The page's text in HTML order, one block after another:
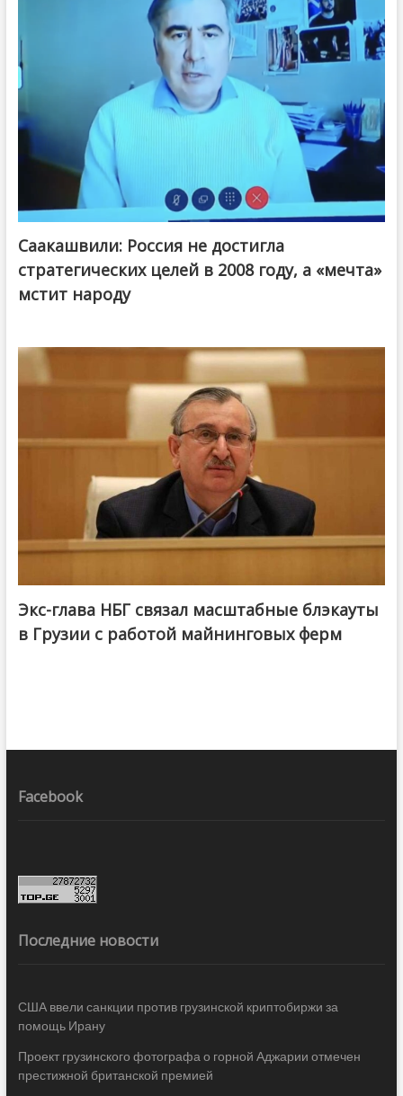
Саакашвили: Россия не достигла
стратегических целей в 2008 году, а «мечта»
мстит народу
Экс-глава НБГ связал масштабные блэкауты
в Грузии с работой майнинговых ферм
Facebook
Последние новости
США ввели санкции против грузинской криптобиржи за
помощь Ирану
Проект грузинского фотографа о горной Аджарии отмечен
престижной британской премией